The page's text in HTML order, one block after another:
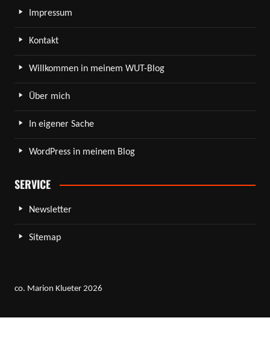
Impressum
Kontakt
Willkommen in meinem WUT-Blog
Über mich
In eigener Sache
WordPress in meinem Blog
SERVICE
Newsletter
Sitemap
co. Marion Klueter 2026